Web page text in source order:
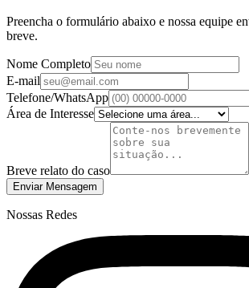
Preencha o formulário abaixo e nossa equipe
breve.
Nome Completo
E-mail
Telefone/WhatsApp
Área de Interesse
Breve relato do caso
Enviar Mensagem
Nossas Redes